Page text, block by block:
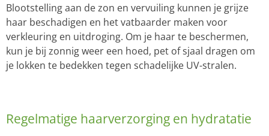
Blootstelling aan de zon en vervuiling kunnen je grijze
haar beschadigen en het vatbaarder maken voor
verkleuring en uitdroging. Om je haar te beschermen,
kun je bij zonnig weer een hoed, pet of sjaal dragen om
je lokken te bedekken tegen schadelijke UV-stralen.
Regelmatige haarverzorging en hydratatie